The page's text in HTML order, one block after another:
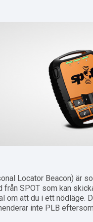
Locator Beacon) är
från SPOT som kan
om att du i ett nödläge.
inte PLB